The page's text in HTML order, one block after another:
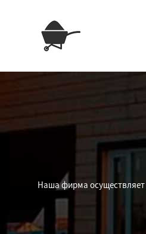
Наша фирма осуществляет